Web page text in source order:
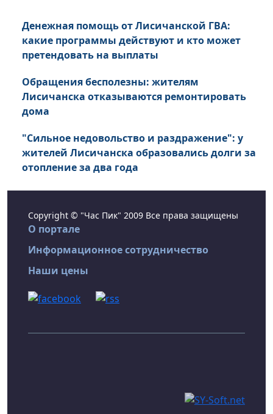
Денежная помощь от Лисичанской ГВА:
какие программы действуют и кто может
претендовать на выплаты
Обращения бесполезны: жителям
Лисичанска отказываются ремонтировать
дома
"Сильное недовольство и раздражение": у
жителей Лисичанска образовались долги за
отопление за два года
Copyright © "Час Пик" 2009 Все права защищены
О портале
Информационное сотрудничество
Наши цены